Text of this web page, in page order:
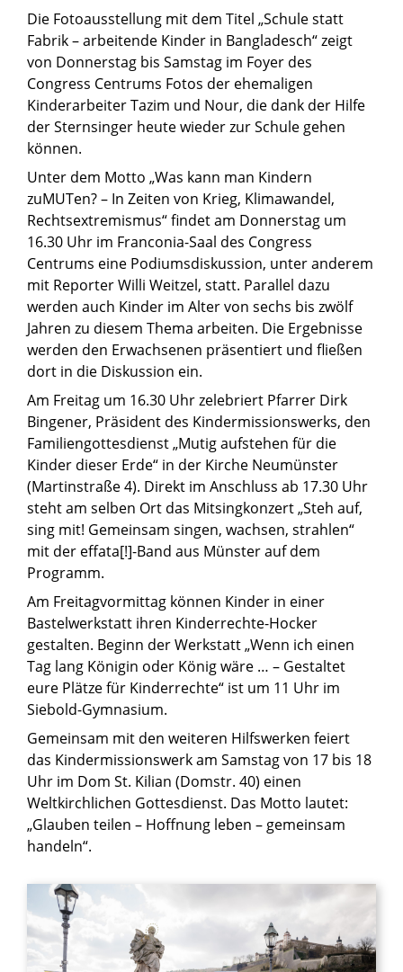
Die Fotoausstellung mit dem Titel „Schule statt
Fabrik – arbeitende Kinder in Bangladesch“ zeigt
von Donnerstag bis Samstag im Foyer des
Congress Centrums Fotos der ehemaligen
Kinderarbeiter Tazim und Nour, die dank der Hilfe
der Sternsinger heute wieder zur Schule gehen
können.
Unter dem Motto „Was kann man Kindern
zuMUTen? – In Zeiten von Krieg, Klimawandel,
Rechtsextremismus“ findet am Donnerstag um
16.30 Uhr im Franconia-Saal des Congress
Centrums eine Podiumsdiskussion, unter anderem
mit Reporter Willi Weitzel, statt. Parallel dazu
werden auch Kinder im Alter von sechs bis zwölf
Jahren zu diesem Thema arbeiten. Die Ergebnisse
werden den Erwachsenen präsentiert und fließen
dort in die Diskussion ein.
Am Freitag um 16.30 Uhr zelebriert Pfarrer Dirk
Bingener, Präsident des Kindermissionswerks, den
Familiengottesdienst „Mutig aufstehen für die
Kinder dieser Erde“ in der Kirche Neumünster
(Martinstraße 4). Direkt im Anschluss ab 17.30 Uhr
steht am selben Ort das Mitsingkonzert „Steh auf,
sing mit! Gemeinsam singen, wachsen, strahlen“
mit der effata[!]-Band aus Münster auf dem
Programm.
Am Freitagvormittag können Kinder in einer
Bastelwerkstatt ihren Kinderrechte-Hocker
gestalten. Beginn der Werkstatt „Wenn ich einen
Tag lang Königin oder König wäre … – Gestaltet
eure Plätze für Kinderrechte“ ist um 11 Uhr im
Siebold-Gymnasium.
Gemeinsam mit den weiteren Hilfswerken feiert
das Kindermissionswerk am Samstag von 17 bis 18
Uhr im Dom St. Kilian (Domstr. 40) einen
Weltkirchlichen Gottesdienst. Das Motto lautet:
„Glauben teilen – Hoffnung leben – gemeinsam
handeln“.